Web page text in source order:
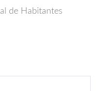
de Habitantes